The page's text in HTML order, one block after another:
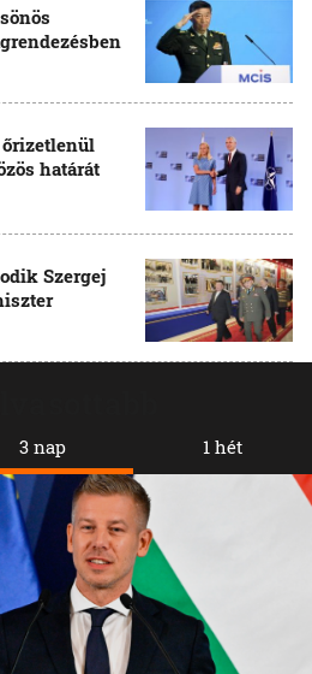
határát
Szergej
3 nap 1 hét